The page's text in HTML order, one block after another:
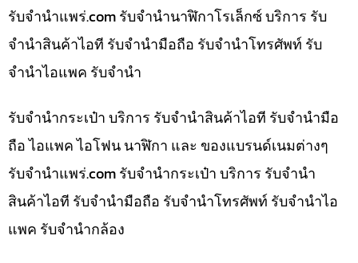
รับจํานําแพร่.com รับจำนำนาฬิกาโรเล็กซ์ บริการ รับ
จำนำสินค้าไอที รับจำนำมือถือ รับจำนำโทรศัพท์ รับ
จำนำไอแพค รับจำนำ
รับจำนำกระเป๋า บริการ รับจำนำสินค้าไอที รับจำนำมือ
ถือ ไอแพค ไอโฟน นาฬิกา และ ของแบรนด์เนมต่างๆ
รับจํานําแพร่.com รับจำนำกระเป๋า บริการ รับจำนำ
สินค้าไอที รับจำนำมือถือ รับจำนำโทรศัพท์ รับจำนำไอ
แพค รับจำนำกล้อง